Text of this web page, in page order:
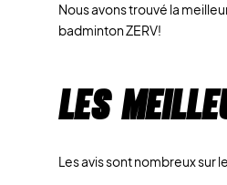
Nous avons trouvé la
badminton ZERV!
Les
Les avis sont nombreux sur